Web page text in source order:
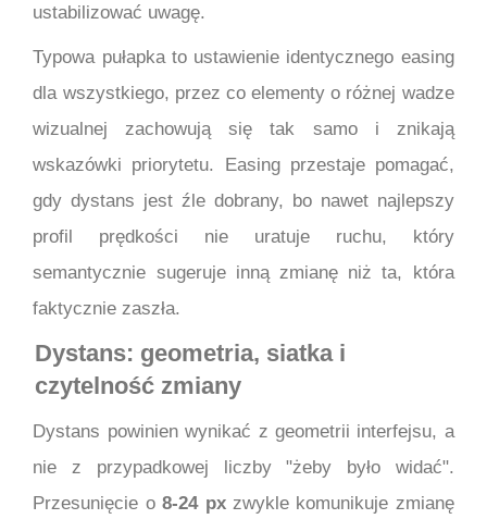
ustabilizować uwagę.
Typowa pułapka to ustawienie identycznego easing
dla wszystkiego, przez co elementy o różnej wadze
wizualnej zachowują się tak samo i znikają
wskazówki priorytetu. Easing przestaje pomagać,
gdy dystans jest źle dobrany, bo nawet najlepszy
profil prędkości nie uratuje ruchu, który
semantycznie sugeruje inną zmianę niż ta, która
faktycznie zaszła.
Dystans: geometria, siatka i
czytelność zmiany
Dystans powinien wynikać z geometrii interfejsu, a
nie z przypadkowej liczby "żeby było widać".
Przesunięcie o8-24 pxzwykle komunikuje zmianę